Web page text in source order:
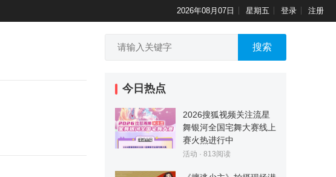
2026年08月07日 星期五 登录 注册
搜索
今日热点
2026搜狐视频关注流星
舞银河全国宅舞大赛线上
赛火热进行中
活动 · 813阅读